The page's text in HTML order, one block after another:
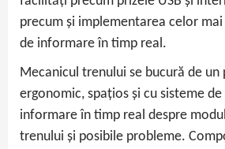
precum și implementarea celor
de informare în timp real.
Mecanicul trenului se bucură de
ergonomic, spațios și cu sisteme
informare în timp real despre
trenului și posibile probleme.